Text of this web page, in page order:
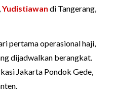
Yudistiawan di Tangerang,
pertama operasional haji,
dijadwalkan berangkat.
Jakarta Pondok Gede,